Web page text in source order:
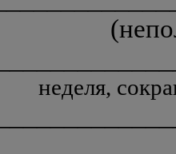
неделя,